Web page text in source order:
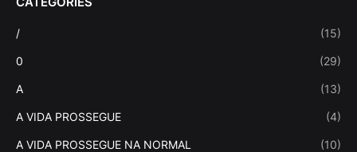
/ (15)
0 (29)
A (13)
A VIDA PROSSEGUE (4)
A VIDA PROSSEGUE NA NORMAL (10)